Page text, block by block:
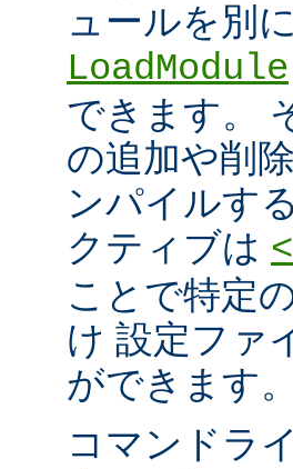
ュールを別
LoadModule
できます。
の追加や削
ンパイルす
クティブは
ことで特定
け 設定ファ
ができます。
コマンドラ